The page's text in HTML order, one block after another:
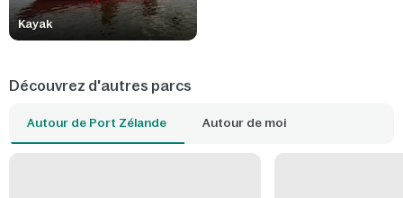
Kayak
Découvrez d'autres parcs
Autour de Port Zélande Autour de moi